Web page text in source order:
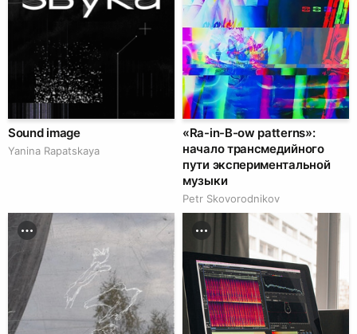
Sound image
Yanina Rapatskaya
«Ra-in-B-ow patterns»:
начало трансмедийного
пути экспериментальной
музыки
Petr Skovorodnikov